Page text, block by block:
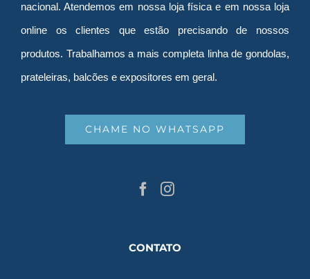
nacional. Atendemos em nossa loja física e em nossa loja
online os clientes que estão precisando de nossos
produtos. Trabalhamos a mais completa linha de gondolas,
prateleiras, balcões e expositores em geral.
CHAME NO WHATSAPP
CONTATO